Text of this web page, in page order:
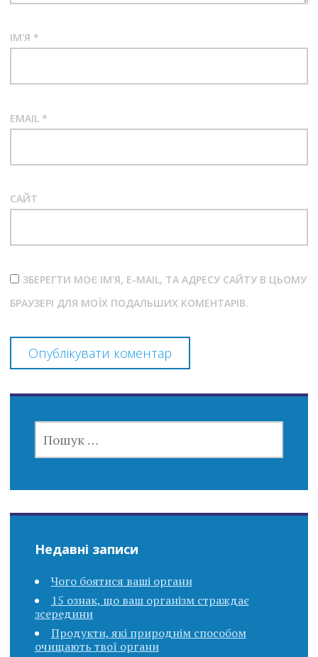
ІМ'Я *
EMAIL *
САЙТ
ЗБЕРЕГТИ МОЄ ІМ'Я, E-MAIL, ТА АДРЕСУ САЙТУ В ЦЬОМУ
БРАУЗЕРІ ДЛЯ МОЇХ ПОДАЛЬШИХ КОМЕНТАРІВ.
Недавні записи
Чого боятися ваші органи
15 ознак, що ваш організм страждає
зсередини
Продукти, які природнім способом
очищають твої органи